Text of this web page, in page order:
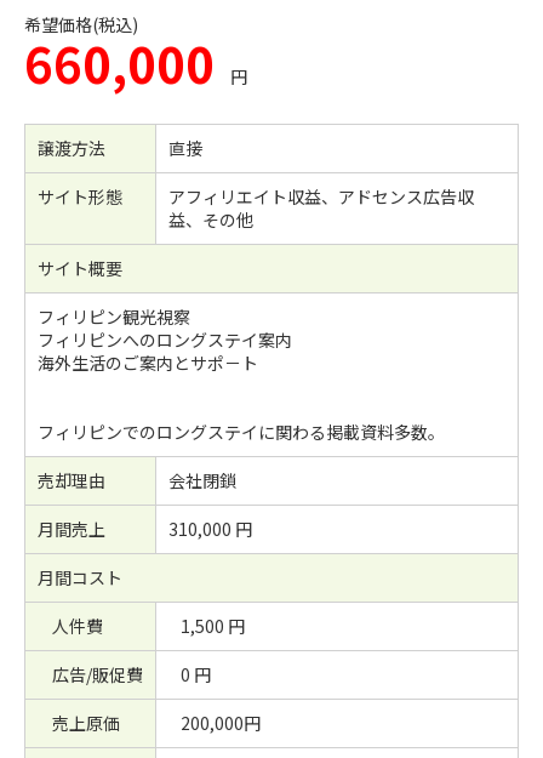
希望価格(税込)
660,000 円
譲渡方法
直接
サイト形態
アフィリエイト収益、アドセンス広告収
益、その他
サイト概要
フィリピン観光視察
フィリピンへのロングステイ案内
海外生活のご案内とサポ－ト
フィリピンでのロングステイに関わる掲載資料多数。
売却理由
会社閉鎖
月間売上
310,000 円
月間コスト
人件費
1,500 円
広告/販促費
0 円
売上原価
200,000円